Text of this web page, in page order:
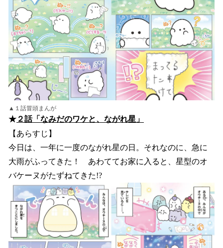
▲１話冒頭まんが
★ ２話「なみだのワケと、ながれ星」
【あらすじ】
今日は、一年に一度のながれ星の日。それなのに、急に
大雨がふってきた！ あわててお家に入ると、星型のオ
バケーヌがたずねてきた!?